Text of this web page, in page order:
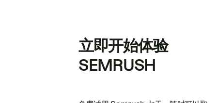
立即开始体验
SEMRUSH